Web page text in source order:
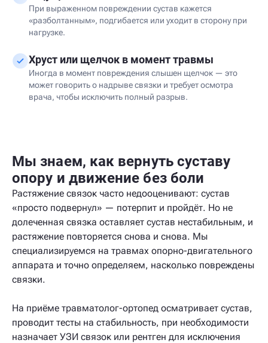
При выраженном повреждении сустав кажется
«разболтанным», подгибается или уходит в сторону при
нагрузке.
Хруст или щелчок в момент травмы
Иногда в момент повреждения слышен щелчок — это
может говорить о надрыве связки и требует осмотра
врача, чтобы исключить полный разрыв.
Мы знаем, как вернуть суставу
опору и движение без боли
Растяжение связок часто недооценивают: сустав
«просто подвернул» — потерпит и пройдёт. Но не
долеченная связка оставляет сустав нестабильным, и
растяжение повторяется снова и снова. Мы
специализируемся на травмах опорно-двигательного
аппарата и точно определяем, насколько повреждены
связки.
На приёме травматолог-ортопед осматривает сустав,
проводит тесты на стабильность, при необходимости
назначает УЗИ связок или рентген для исключения